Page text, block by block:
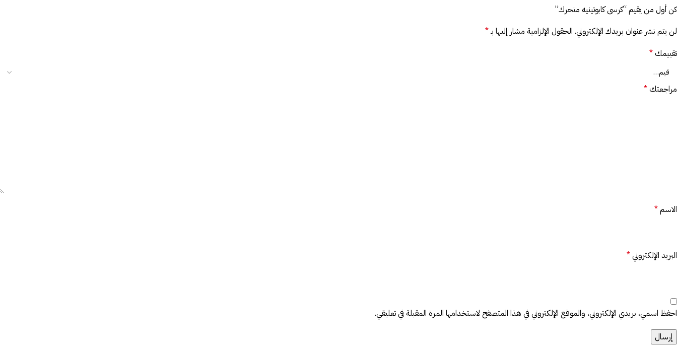
كن أول من يقيم “كرسى كابوتينيه متحرك”
لن يتم نشر عنوان بريدك الإلكتروني. الحقول الإلزامية مشار إليها بـ*
تقييمك*
مراجعتك*
الاسم*
البريد الإلكتروني*
احفظ اسمي، بريدي الإلكتروني، والموقع الإلكتروني في هذا المتصفح لاستخدامها المرة المقبلة في تعليقي.